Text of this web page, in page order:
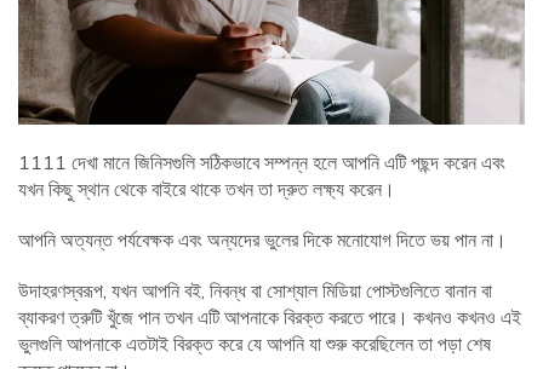
1111 দেখা মানে জিনিসগুলি সঠিকভাবে সম্পন্ন হলে আপনি এটি পছন্দ করেন এবং
যখন কিছু স্থান থেকে বাইরে থাকে তখন তা দ্রুত লক্ষ্য করেন।
আপনি অত্যন্ত পর্যবেক্ষক এবং অন্যদের ভুলের দিকে মনোযোগ দিতে ভয় পান না।
উদাহরণস্বরূপ, যখন আপনি বই, নিবন্ধ বা সোশ্যাল মিডিয়া পোস্টগুলিতে বানান বা
ব্যাকরণ ত্রুটি খুঁজে পান তখন এটি আপনাকে বিরক্ত করতে পারে। কখনও কখনও এই
ভুলগুলি আপনাকে এতটাই বিরক্ত করে যে আপনি যা শুরু করেছিলেন তা পড়া শেষ